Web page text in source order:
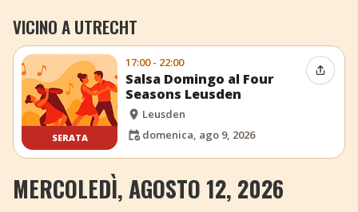
VICINO A UTRECHT
SERATA
17:00 - 22:00
Salsa Domingo al Four
Seasons Leusden
Leusden
domenica, ago 9, 2026
MERCOLEDÌ, AGOSTO 12, 2026